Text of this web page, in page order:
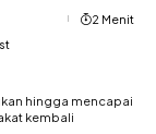
2 Menit
hingga mencapai
kembali